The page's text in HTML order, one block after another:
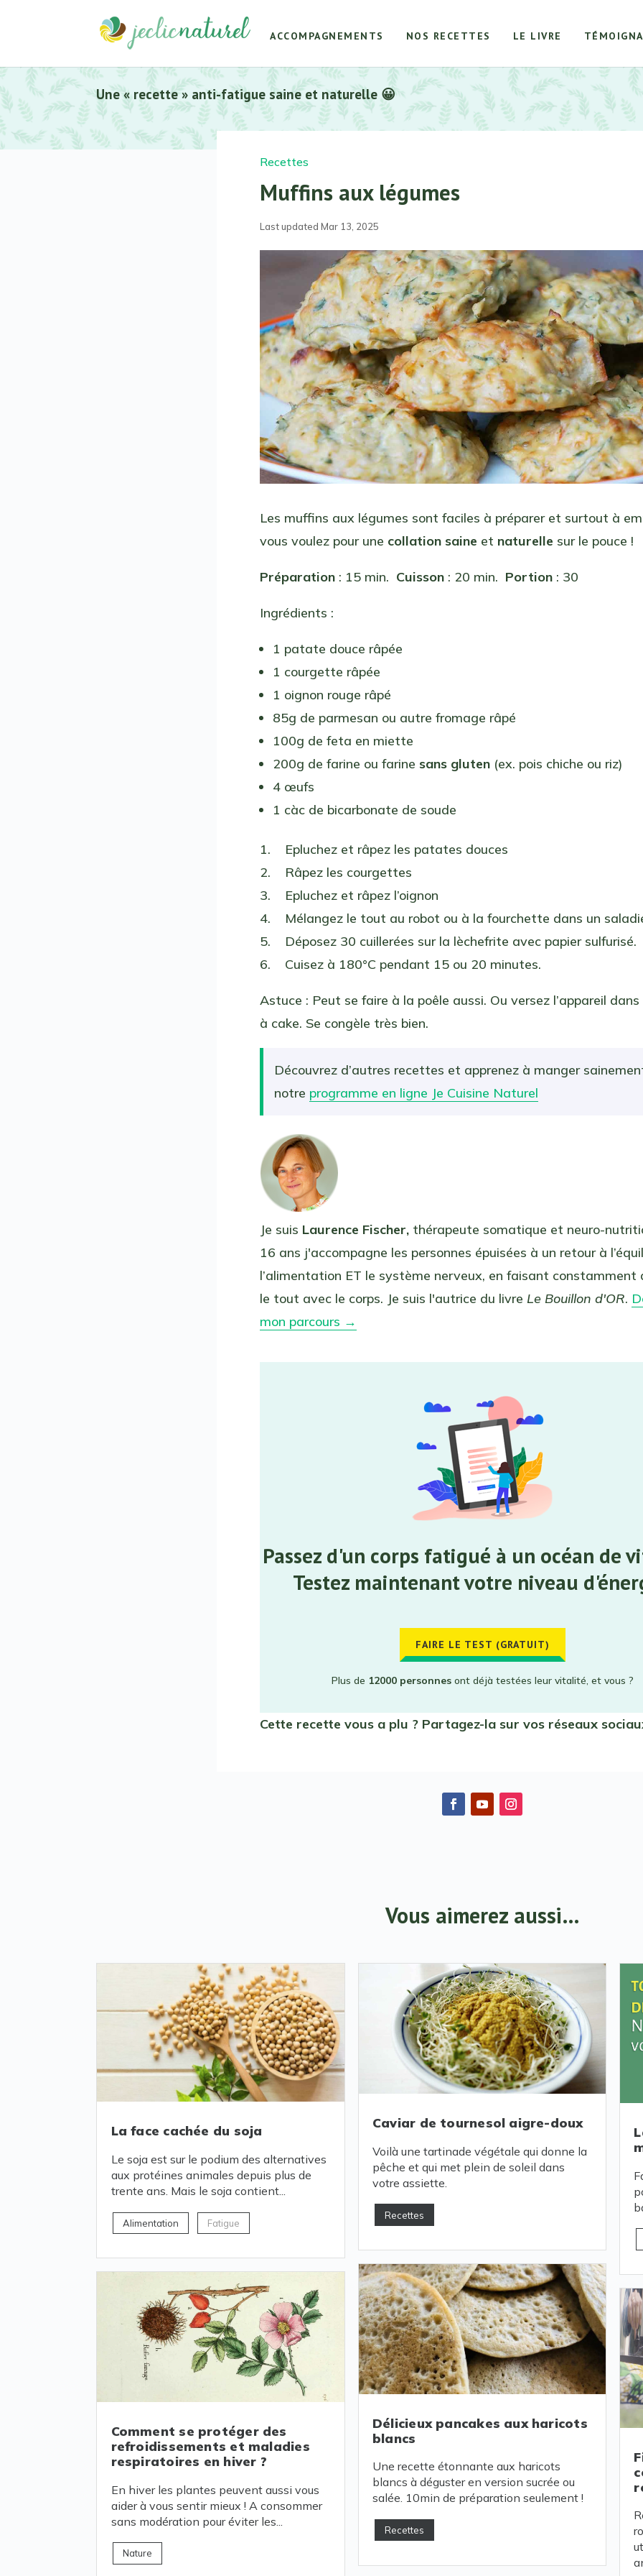
ACCOMPAGNEMENTS NOS RECETTES LE LIVRE
Une « recette » anti-fatigue saine et naturelle 😀
Recettes
Muffins aux légumes
Last updated Mar 13, 2025
Les muffins aux légumes sont faciles à préparer et surtout à
vous voulez pour une collation saine et naturelle sur le pouce !
Préparation : 15 min. Cuisson : 20 min. Portion : 30
Ingrédients :
1 patate douce râpée
1 courgette râpée
1 oignon rouge râpé
85g de parmesan ou autre fromage râpé
100g de feta en miette
200g de farine ou farine sans gluten (ex. pois chiche ou riz)
4 œufs
1 càc de bicarbonate de soude
1. Epluchez et râpez les patates douces
2. Râpez les courgettes
3. Epluchez et râpez l’oignon
4. Mélangez le tout au robot ou à la fourchette dans un
5. Déposez 30 cuillerées sur la lèchefrite avec papier sulfurisé.
6. Cuisez à 180°C pendant 15 ou 20 minutes.
Astuce : Peut se faire à la poêle aussi. Ou versez l’appareil
à cake. Se congèle très bien.
Découvrez d’autres recettes et apprenez à manger
notre programme en ligne Je Cuisine Naturel
Je suis Laurence Fischer, thérapeute somatique et neuro-
16 ans j'accompagne les personnes épuisées à un retour à
l’alimentation ET le système nerveux, en faisant constamment
le tout avec le corps. Je suis l'autrice du livre Le Bouillon d'OR.
mon parcours →
Passez d'un corps fatigué à un océan de
Testez maintenant votre niveau
FAIRE LE TEST (GRATUIT)
Plus de 12000 personnesont déjà testées leur vitalité, et vous ?
Cette recette vous a plu ? Partagez-la sur vos réseaux
Vous aimerez aussi…
La face cachée du soja
Le soja est sur le podium des alternatives
aux protéines animales depuis plus de
trente ans. Mais le soja contient...
Alimentation Fatigue
Caviar de tournesol aigre-doux
Voilà une tartinade végétale qui donne la
pêche et qui met plein de soleil dans
votre assiette.
Recettes
Comment se protéger des
refroidissements et maladies
respiratoires en hiver ?
En hiver les plantes peuvent aussi vous
aider à vous sentir mieux ! A consommer
sans modération pour éviter les...
Nature
Délicieux pancakes aux haricots
blancs
Une recette étonnante aux haricots
blancs à déguster en version sucrée ou
salée. 10min de préparation seulement !
Recettes